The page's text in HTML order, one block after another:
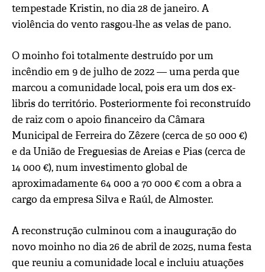
tempestade Kristin, no dia 28 de janeiro. A
violência do vento rasgou-lhe as velas de pano.
O moinho foi totalmente destruído por um
incêndio em 9 de julho de 2022 — uma perda que
marcou a comunidade local, pois era um dos ex-
libris do território. Posteriormente foi reconstruído
de raiz com o apoio financeiro da Câmara
Municipal de Ferreira do Zêzere (cerca de 50 000 €)
e da União de Freguesias de Areias e Pias (cerca de
14 000 €), num investimento global de
aproximadamente 64 000 a 70 000 € com a obra a
cargo da empresa Silva e Raúl, de Almoster.
A reconstrução culminou com a inauguração do
novo moinho no dia 26 de abril de 2025, numa festa
que reuniu a comunidade local e incluiu atuações